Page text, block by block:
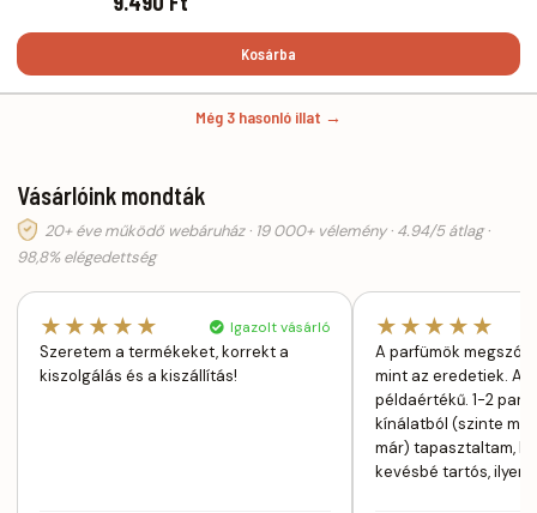
Kosárba
Még 3 hasonló illat →
Vásárlóink mondták
20+ éve működő webáruház · 19 000+ vélemény · 4.94/5 átlag ·
98,8% elégedettség
★★★★★ Igazolt vásárló
Szeretem a termékeket, korrekt a
kiszolgálás és a kiszállítás!
★★★★★
A parfümök
mint az eredetiek. Az
példaértékű. 1-2
kínálatból (szinte
már) tapasztaltam,
kevésbé tartós, ilyen